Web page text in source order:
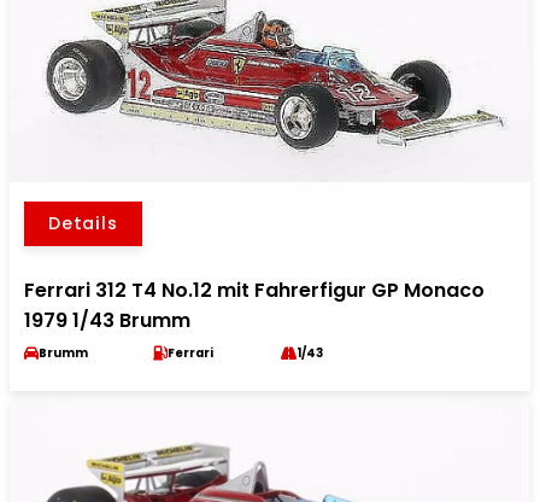
Details
Ferrari 312 T4 No.12 mit Fahrerfigur GP Monaco
1979 1/43 Brumm
Brumm Ferrari 1/43